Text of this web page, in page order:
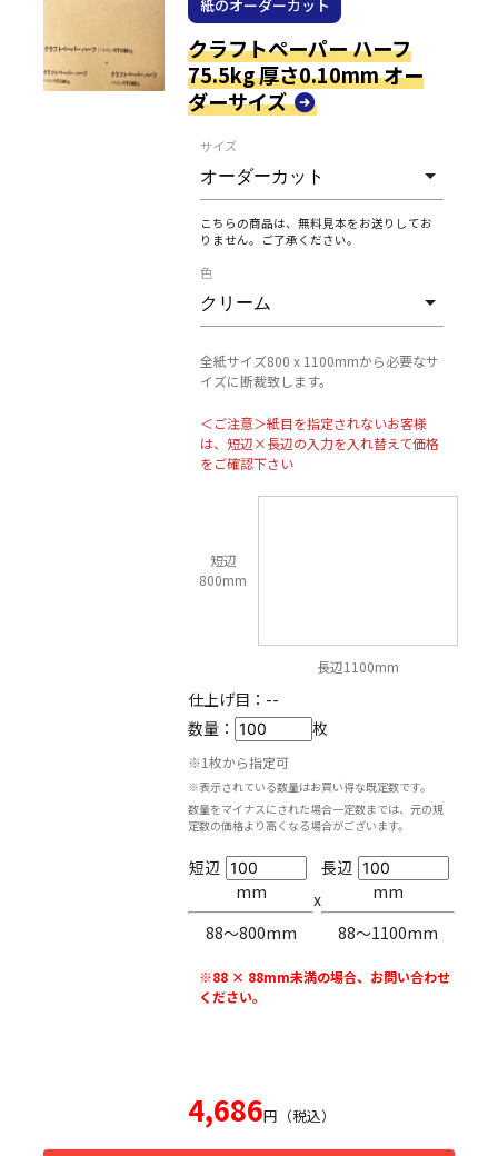
紙のオーダーカット
クラフトペーパー ハーフ
75.5kg 厚さ0.10mm オー
ダーサイズ
サイズ
こちらの商品は、無料見本をお送りしてお
りません。ご了承ください。
色
全紙サイズ800 x 1100mmから必要なサ
イズに断裁致します。
＜ご注意＞紙目を指定されないお客様
は、短辺×長辺の入力を入れ替えて価格
をご確認下さい
短辺
800mm
長辺1100mm
仕上げ目： --
数量：
枚
※1枚から指定可
※表示されている数量はお買い得な既定数です。
数量をマイナスにされた場合一定数までは、元の規
定数の価格より高くなる場合がございます。
短辺
mm
88〜800mm
x
長辺
mm
88〜1100mm
※88 × 88mm未満の場合、お問い合わせ
ください。
4,686円（税込）